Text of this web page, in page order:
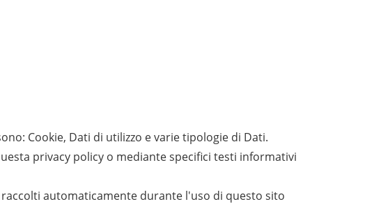
Cookie, Dati di utilizzo e varie tipologie di Dati.
privacy policy o mediante specifici testi informativi
automaticamente durante l'uso di questo sito